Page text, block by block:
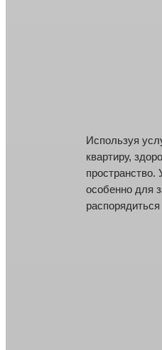
Используя
квартиру,
пространство.
особенно для
Используя
квартиру,
пространство.
особенно для